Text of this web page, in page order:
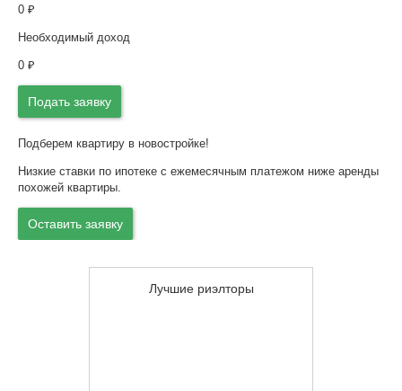
0 ₽
Необходимый доход
0 ₽
Подать заявку
Подберем квартиру в новостройке!
Низкие ставки по ипотеке с ежемесячным платежом ниже аренды
похожей квартиры.
Оставить заявку
Лучшие риэлторы